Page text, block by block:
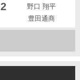
2
野口 翔平
豊田通商